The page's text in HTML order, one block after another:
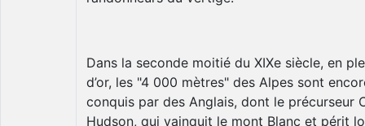
Dans la seconde moitié du XIXe siècle, en
d’or, les "4 000 mètres" des Alpes sont
conquis par des Anglais, dont le précurseur
Hudson, qui vainquit le mont Blanc et périt